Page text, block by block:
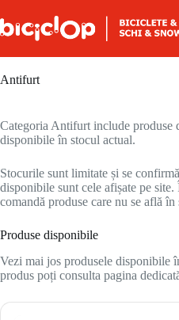
Antifurt
Categoria Antifurt include produse
disponibile în stocul actual.
Stocurile sunt limitate și se
disponibile sunt cele afișate pe
comandă produse care nu se află în
Produse disponibile
Vezi mai jos produsele disponibile
produs poți consulta pagina